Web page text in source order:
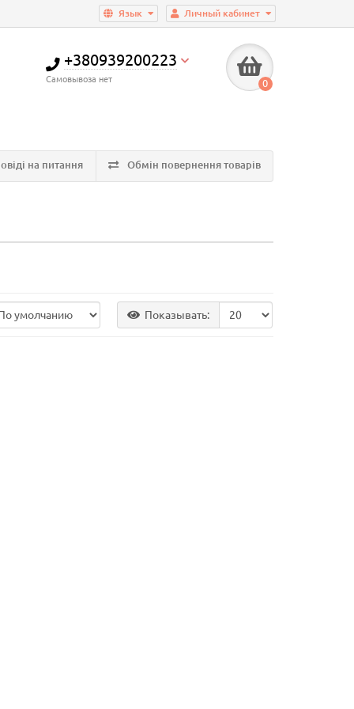
Личный кабинет
Язык
+380939200223
Самовывоза нет 0
на питання Обмін повернення товарів
Показывать: